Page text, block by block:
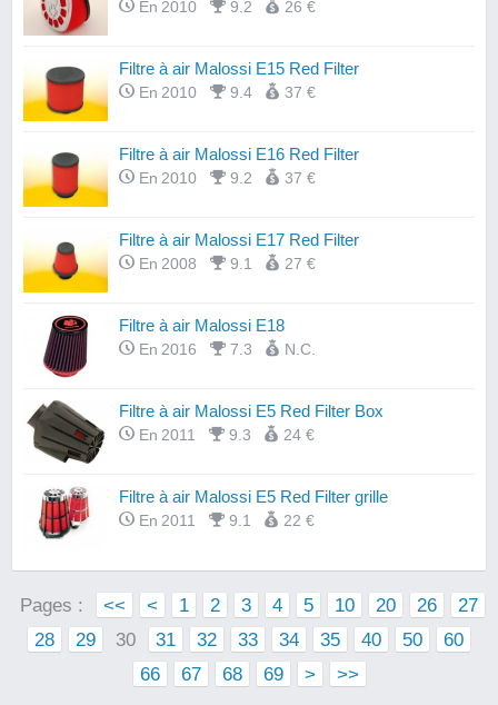
En 2010 9.2 26 €
Filtre à air Malossi E15 Red Filter
En 2010 9.4 37 €
Filtre à air Malossi E16 Red Filter
En 2010 9.2 37 €
Filtre à air Malossi E17 Red Filter
En 2008 9.1 27 €
Filtre à air Malossi E18
En 2016 7.3 N.C.
Filtre à air Malossi E5 Red Filter Box
En 2011 9.3 24 €
Filtre à air Malossi E5 Red Filter grille
En 2011 9.1 22 €
Pages : << < 1 2 3 4 5 10 20 26
27
28
29 30 31 32 33 34 35 40 50
60
66
67 68 69 > >>